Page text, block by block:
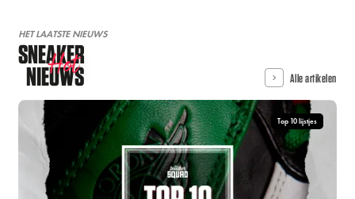
HET LAATSTE NIEUWS
SNEAKER
NIEUWS
Hot Alle artikelen
Top 10 lijstjes